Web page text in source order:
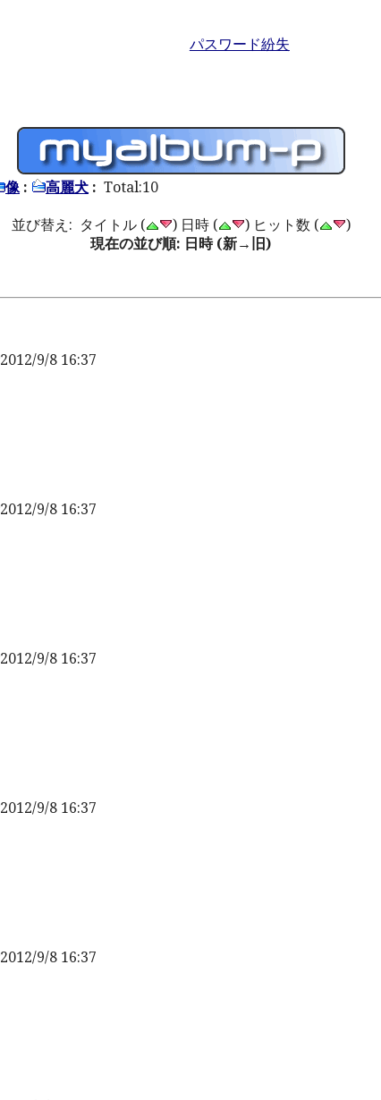
パスワード紛失
像: 高麗犬 : Total:10
並び替え: タイトル ( ) 日時 ( ) ヒット数 (
)
現在の並び順: 日時 (新→旧)
2012/9/8 16:37
2012/9/8 16:37
2012/9/8 16:37
2012/9/8 16:37
2012/9/8 16:37